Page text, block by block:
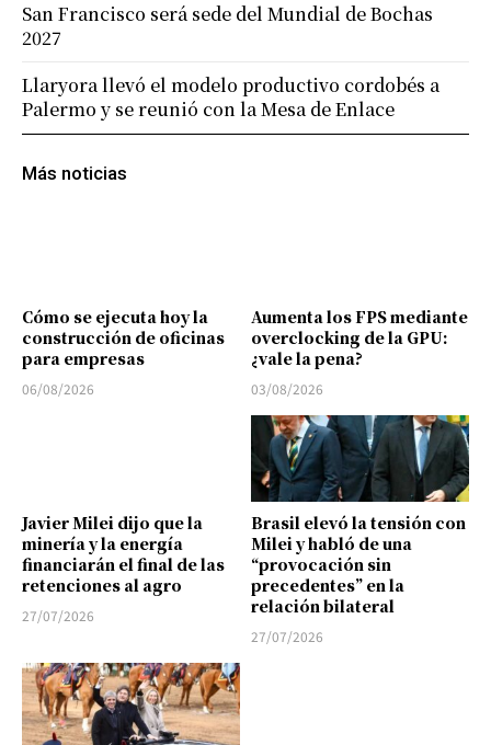
Más noticias
Cómo se ejecuta hoy la
construcción de oficinas
para empresas
06/08/2026
Aumenta los FPS mediante
overclocking de la GPU:
¿vale la pena?
03/08/2026
Javier Milei dijo que la
minería y la energía
financiarán el final de las
retenciones al agro
27/07/2026
Brasil elevó la tensión con
Milei y habló de una
“provocación sin
precedentes” en la
relación bilateral
27/07/2026
San Francisco será sede del Mundial de Bochas
2027
Llaryora llevó el modelo productivo cordobés a
Palermo y se reunió con la Mesa de Enlace